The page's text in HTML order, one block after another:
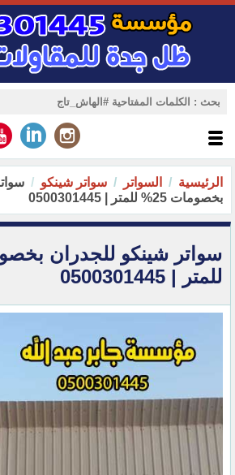
الرئيسية السواتر سواتر شينكو
بخصومات 25% للمتر | 0500301445‏
للمتر | 0500301445‏